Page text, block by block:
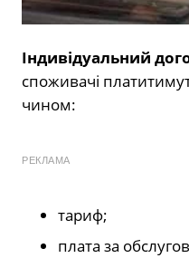
Індивідуальний
споживачі
чином:
РЕКЛАМА
тариф;
плата за